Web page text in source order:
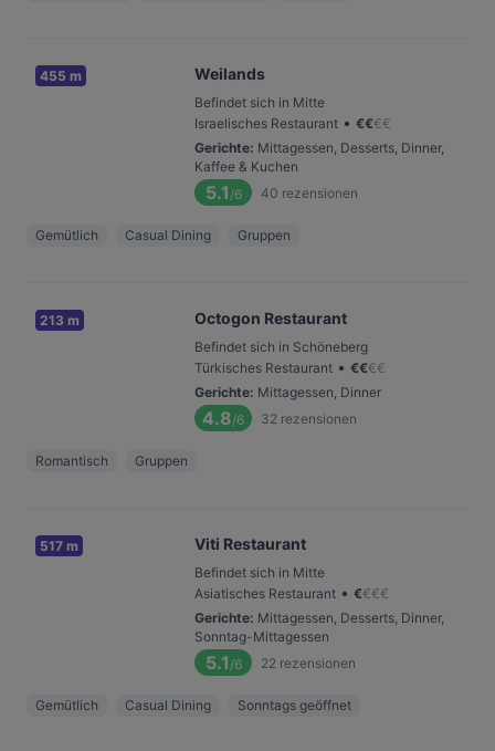
455 m Weilands
Befindet sich in Mitte
Israelisches Restaurant • €€€€
Gerichte: Mittagessen, Desserts, Dinner,
Kaffee & Kuchen
5.1 /6 40 rezensionen
Gemütlich Casual Dining Gruppen
213 m Octogon Restaurant
Befindet sich in Schöneberg
Türkisches Restaurant • €€€€
Gerichte: Mittagessen, Dinner
4.8/6 32 rezensionen
Romantisch Gruppen
517 m Viti Restaurant
Befindet sich in Mitte
Asiatisches Restaurant • €€€€
Gerichte: Mittagessen, Desserts, Dinner,
Sonntag-Mittagessen
5.1 /6 22 rezensionen
Gemütlich Casual Dining Sonntags geöffnet